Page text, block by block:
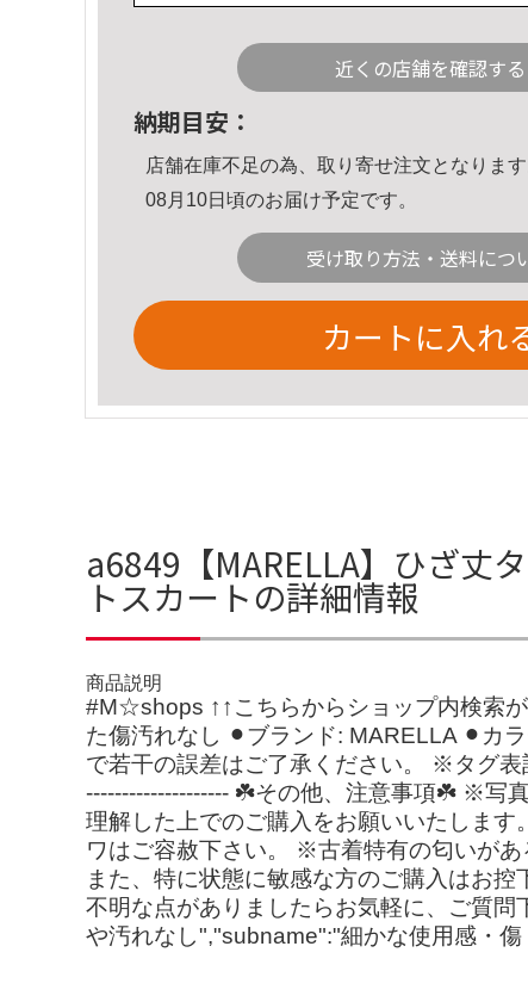
近くの店舗を確認する
納期目安：
店舗在庫不足の為、取り寄せ注文となります
08月10日頃のお届け予定です。
受け取り方法・送料につ
カートに入れ
a6849【MARELLA】ひざ丈
トスカートの詳細情報
商品説明
#M☆shops ↑↑こちらからショップ内検索
た傷汚れなし ⚫︎ブランド: MARELLA ⚫︎カ
で若干の誤差はご了承ください。 ※タグ
-------------------- ☘️その他、注意事項☘️ ※写
理解した上でのご購入をお願いいたしま
ワはご容赦下さい。 ※古着特有の匂いが
また、特に状態に敏感な方のご購入はお
不明な点がありましたらお気軽に、ご質
や汚れなし","subname":"細かな使用感・